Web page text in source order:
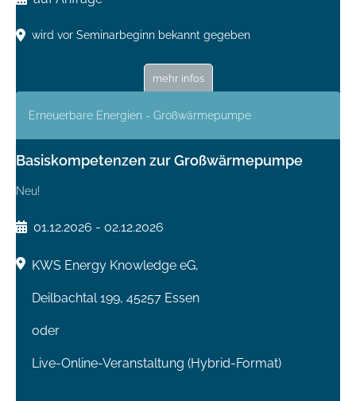
wird vor Seminarbeginn bekannt gegeben
mehr infos
Erneuerbare Energien - Großwärmepumpe
Basiskompetenzen zur Großwärmepumpe
Neu!
01.12.2026 - 02.12.2026
KWS Energy Knowledge eG,
Deilbachtal 199, 45257 Essen
oder
Live-Online-Veranstaltung (Hybrid-Format)